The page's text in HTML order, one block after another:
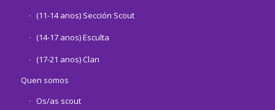
(11-14 anos) Sección Scout
(14-17 anos) Esculta
(17-21 anos) Clan
Quen somos
Os/as scout